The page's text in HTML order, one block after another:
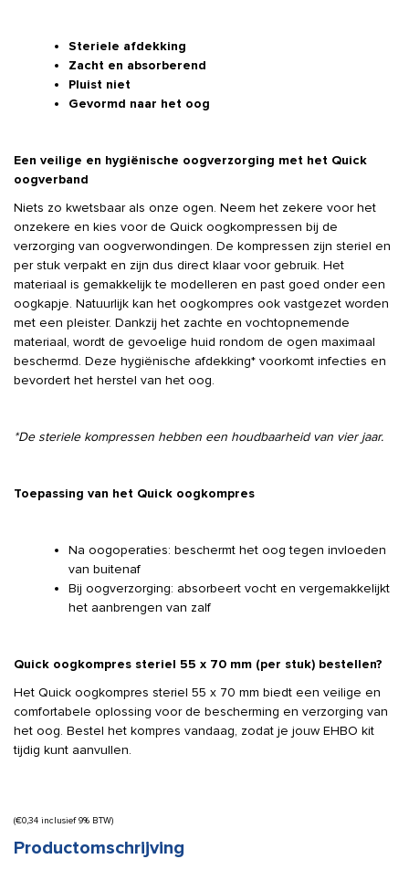
Steriele afdekking
Zacht en absorberend
Pluist niet
Gevormd naar het oog
Een veilige en hygiënische oogverzorging met het Quick
oogverband
Niets zo kwetsbaar als onze ogen. Neem het zekere voor het
onzekere en kies voor de Quick oogkompressen bij de
verzorging van oogverwondingen. De kompressen zijn steriel en
per stuk verpakt en zijn dus direct klaar voor gebruik. Het
materiaal is gemakkelijk te modelleren en past goed onder een
oogkapje. Natuurlijk kan het oogkompres ook vastgezet worden
met een pleister. Dankzij het zachte en vochtopnemende
materiaal, wordt de gevoelige huid rondom de ogen maximaal
beschermd. Deze hygiënische afdekking* voorkomt infecties en
bevordert het herstel van het oog.
*De steriele kompressen hebben een houdbaarheid van vier jaar.
Toepassing van het Quick oogkompres
Na oogoperaties: beschermt het oog tegen invloeden
van buitenaf
Bij oogverzorging: absorbeert vocht en vergemakkelijkt
het aanbrengen van zalf
Quick oogkompres steriel 55 x 70 mm (per stuk) bestellen?
Het Quick oogkompres steriel 55 x 70 mm biedt een veilige en
comfortabele oplossing voor de bescherming en verzorging van
het oog. Bestel het kompres vandaag, zodat je jouw EHBO kit
tijdig kunt aanvullen.
(€0,34 inclusief 9% BTW)
Productomschrijving